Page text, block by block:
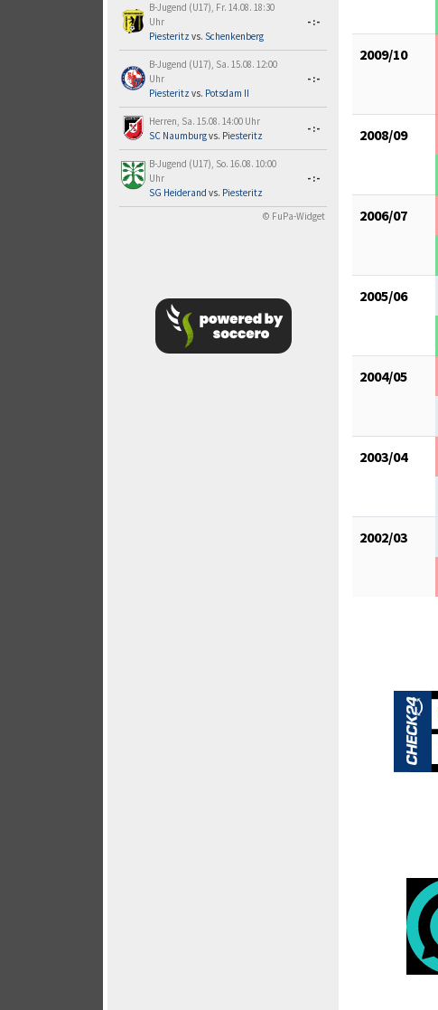
B-Jugend (U17), Fr. 14.08. 18:30
Uhr
Piesteritz vs. Schenkenberg
-:-
B-Jugend (U17), Sa. 15.08. 12:00
Uhr
Piesteritz vs. Potsdam II
-:-
Herren, Sa. 15.08. 14:00 Uhr
SC Naumburgvs. Piesteritz
-:-
B-Jugend (U17), So. 16.08. 10:00
Uhr
SG Heiderand vs. Piesteritz
-:-
© FuPa-Widget
2009/10
2008/09
2006/07
2005/06
2004/05
2003/04
2002/03